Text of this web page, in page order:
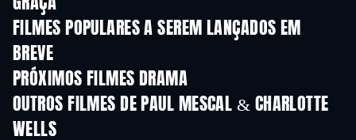
GRAÇA
FILMES POPULARES A SEREM LANÇADOS EM
BREVE
PRÓXIMOS FILMES DRAMA
OUTROS FILMES DE PAUL MESCAL & CHARLOTTE
WELLS